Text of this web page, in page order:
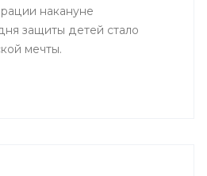
накануне
защиты детей стало
мечты.